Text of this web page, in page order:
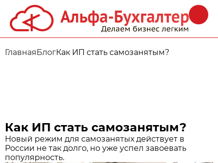
Главная БлогКак ИП стать самозанятым?
Как ИП стать самозанятым?
Новый режим для самозанятых действует в
России не так долго, но уже успел завоевать
популярность.